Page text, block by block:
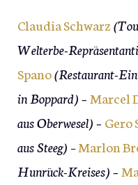
Claudia Schwarz
Welterbe-
Spano(Restaurant-
in Boppard) – Marcel
aus Oberwesel) – Gero
aus Steeg) –Marlon
Hunrück-Kreises) –